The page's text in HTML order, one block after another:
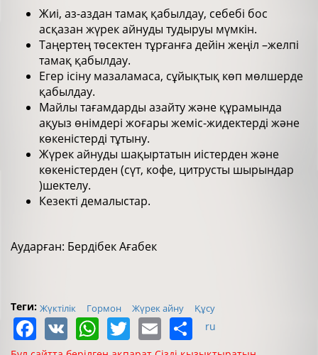
Жиі, аз-аздан тамақ қабылдау, себебі бос
асқазан жүрек айнуды тудыруы мүмкін.
Таңертең төсектен тұрғанға дейін жеңіл –желпі
тамақ қабылдау.
Егер ісіну мазаламаса, сұйықтық көп мөлшерде
қабылдау.
Майлы тағамдарды азайту және құрамында
ақуыз өнімдері жоғары жеміс-жидектерді және
көкеністерді тұтыну.
Жүрек айнуды шақыртатын иістерден және
көкеністерден (сүт, кофе, цитрусты шырындар
)шектелу.
Кезекті демалыстар.
Аударған: Бердібек Ағабек
Теги: Жүктілік Гормон Жүрек айну Құсу
Facebook
VK WhatsApp
TwitterEmailShare
ru